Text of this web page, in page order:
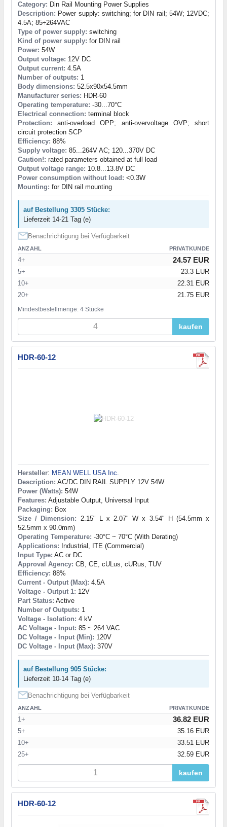
Category: Din Rail Mounting Power Supplies
Description: Power supply: switching; for DIN rail; 54W; 12VDC;
4.5A; 85÷264VAC
Type of power supply: switching
Kind of power supply: for DIN rail
Power: 54W
Output voltage: 12V DC
Output current: 4.5A
Number of outputs: 1
Body dimensions: 52.5x90x54.5mm
Manufacturer series: HDR-60
Operating temperature: -30...70°C
Electrical connection: terminal block
Protection: anti-overload OPP; anti-overvoltage OVP; short
circuit protection SCP
Efficiency: 88%
Supply voltage: 85...264V AC; 120...370V DC
Caution!: rated parameters obtained at full load
Output voltage range: 10.8...13.8V DC
Power consumption without load: <0.3W
Mounting: for DIN rail mounting
auf Bestellung 3305 Stücke:
Lieferzeit 14-21 Tag (e)
Benachrichtigung bei Verfügbarkeit
ANZAHL PRIVATKUNDE
4+ 24.57 EUR
5+
23.3 EUR
10+
22.31 EUR
20+
21.75 EUR
Mindestbestellmenge: 4 Stücke
kaufen
HDR-60-12
Hersteller: MEAN WELL USA Inc.
Description: AC/DC DIN RAIL SUPPLY 12V 54W
Power (Watts): 54W
Features: Adjustable Output, Universal Input
Packaging: Box
Size / Dimension: 2.15" L x 2.07" W x 3.54" H (54.5mm x
52.5mm x 90.0mm)
Operating Temperature: -30°C ~ 70°C (With Derating)
Applications: Industrial, ITE (Commercial)
Input Type: AC or DC
Approval Agency: CB, CE, cULus, cURus, TUV
Efficiency: 88%
Current - Output (Max): 4.5A
Voltage - Output 1: 12V
Part Status: Active
Number of Outputs: 1
Voltage - Isolation: 4 kV
AC Voltage - Input: 85 ~ 264 VAC
DC Voltage - Input (Min): 120V
DC Voltage - Input (Max): 370V
auf Bestellung 905 Stücke:
Lieferzeit 10-14 Tag (e)
Benachrichtigung bei Verfügbarkeit
ANZAHL PRIVATKUNDE
1+ 36.82 EUR
5+
35.16 EUR
10+
33.51 EUR
25+
32.59 EUR
kaufen
HDR-60-12